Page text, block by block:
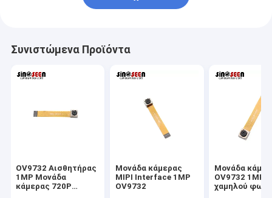
Συνιστώμενα Προϊόντα
OV9732 Αισθητήρας
1MP Μονάδα
κάμερας 720P
Μονάδα κάμερας
MIPI Interface 1MP
OV9732
Μονάδα
OV9732 1MP
χαμηλού